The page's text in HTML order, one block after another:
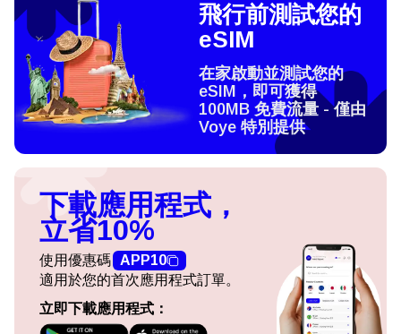
飛行前測試您的
eSIM
在家啟動並測試您的
eSIM，即可獲得
100MB 免費流量 - 僅由
Voye 特別提供
下載應用程式，
立省10%
使用優惠碼 APP10
適用於您的首次應用程式訂單。
立即下載應用程式：